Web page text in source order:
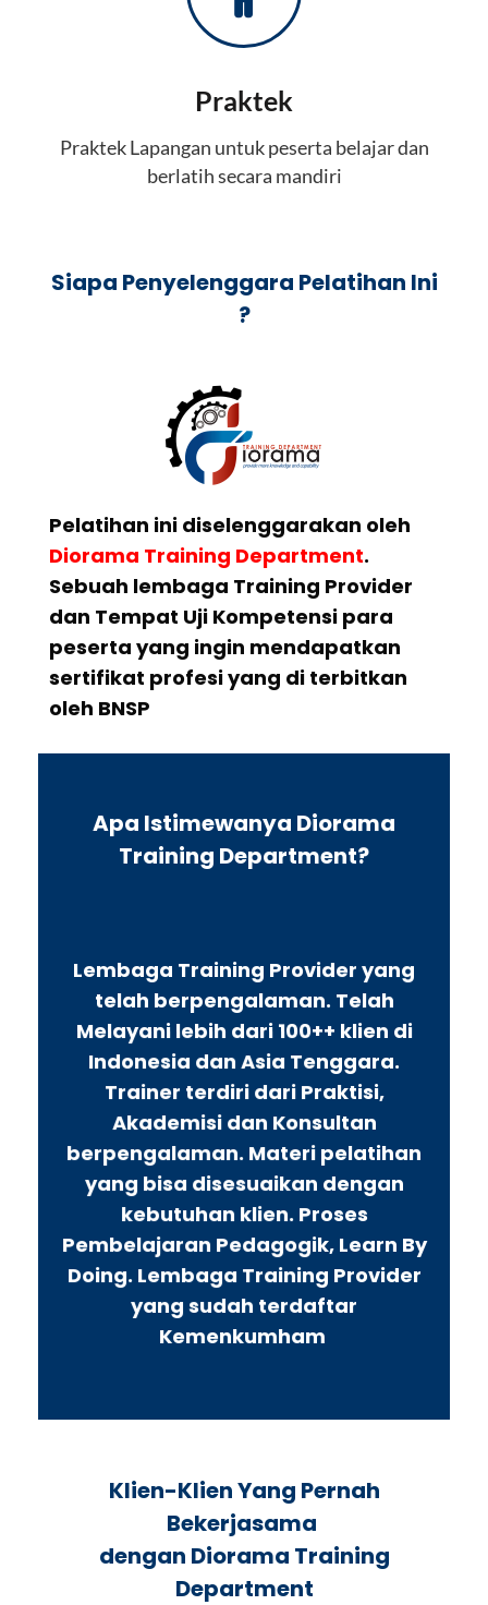
Praktek
Praktek Lapangan untuk peserta belajar dan
berlatih secara mandiri
Siapa Penyelenggara Pelatihan Ini
?
Pelatihan ini diselenggarakan oleh
Diorama Training Department.
Sebuah lembaga Training Provider
dan Tempat Uji Kompetensi para
peserta yang ingin mendapatkan
sertifikat profesi yang di terbitkan
oleh BNSP
Apa Istimewanya Diorama
Training Department?
Lembaga Training Provider yang
telah berpengalaman. Telah
Melayani lebih dari 100++ klien di
Indonesia dan Asia Tenggara.
Trainer terdiri dari Praktisi,
Akademisi dan Konsultan
berpengalaman. Materi pelatihan
yang bisa disesuaikan dengan
kebutuhan klien. Proses
Pembelajaran Pedagogik, Learn By
Doing. Lembaga Training Provider
yang sudah terdaftar
Kemenkumham
Klien-Klien Yang Pernah
Bekerjasama
dengan Diorama Training
Department